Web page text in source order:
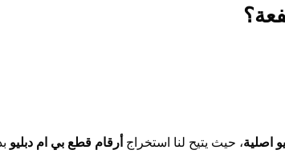
اصلية، حيث يتيح لنا استخراج أرقام قطع بي ام دبليو